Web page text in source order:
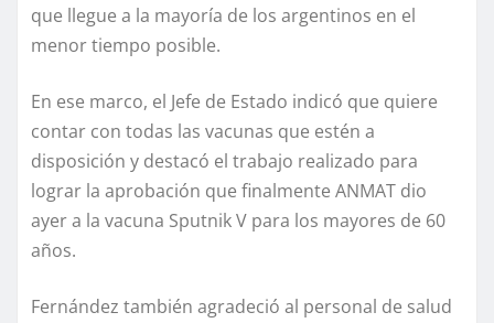
que llegue a la mayoría de los argentinos en el
menor tiempo posible.
En ese marco, el Jefe de Estado indicó que quiere
contar con todas las vacunas que estén a
disposición y destacó el trabajo realizado para
lograr la aprobación que finalmente ANMAT dio
ayer a la vacuna Sputnik V para los mayores de 60
años.
Fernández también agradeció al personal de salud